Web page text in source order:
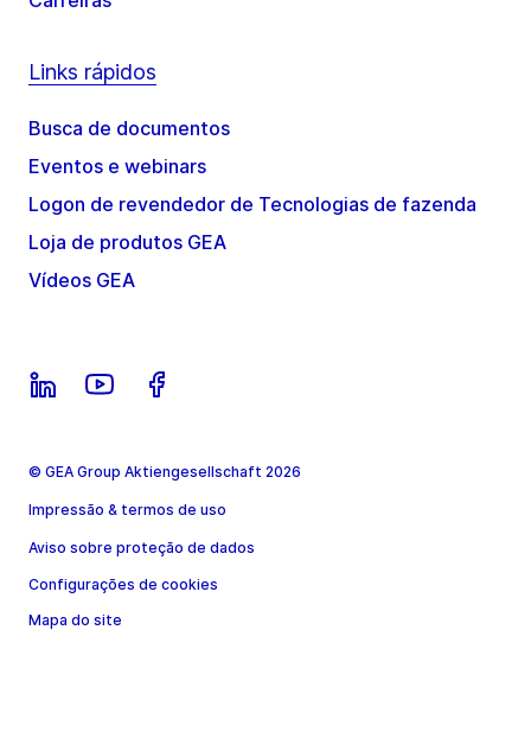
Links rápidos
Busca de documentos
Eventos e webinars
Logon de revendedor de Tecnologias de fazenda
Loja de produtos GEA
Vídeos GEA
© GEA Group Aktiengesellschaft 2026
Impressão & termos de uso
Aviso sobre proteção de dados
Configurações de cookies
Mapa do site